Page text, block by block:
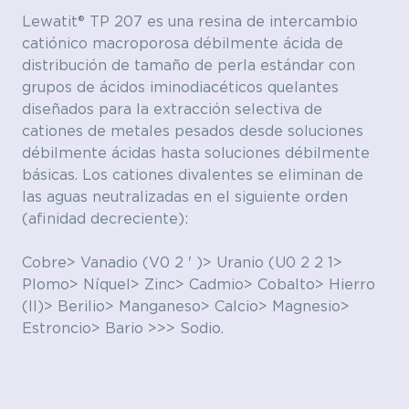
Lewatit® TP 207 es una resina de intercambio
catiónico macroporosa débilmente ácida de
distribución de tamaño de perla estándar con
grupos de ácidos iminodiacéticos quelantes
diseñados para la extracción selectiva de
cationes de metales pesados ​​desde soluciones
débilmente ácidas hasta soluciones débilmente
básicas. Los cationes divalentes se eliminan de
las aguas neutralizadas en el siguiente orden
(afinidad decreciente):
Cobre> Vanadio (V0 2 ' )> Uranio (U0 2 2 1>
Plomo> Níquel> Zinc> Cadmio> Cobalto> Hierro
(II)> Berilio> Manganeso> Calcio> Magnesio>
Estroncio> Bario >>> Sodio.